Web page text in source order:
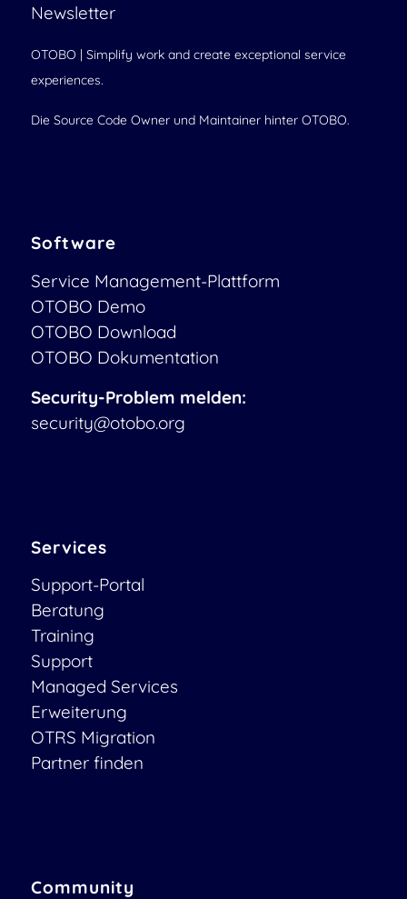
Newsletter
OTOBO | Simplify work and create exceptional service
experiences.
Die Source Code Owner und Maintainer hinter OTOBO.
Software
Service Management-Plattform
OTOBO Demo
OTOBO Download
OTOBO Dokumentation
Security-Problem melden:
security@otobo.org
Services
Support-Portal
Beratung
Training
Support
Managed Services
Erweiterung
OTRS Migration
Partner finden
Community